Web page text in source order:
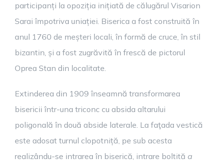
participanți la opoziția inițiată de călugărul Visarion
Sarai împotriva uniației. Biserica a fost construită în
anul 1760 de meșteri locali, în formă de cruce, în stil
bizantin, și a fost zugrăvită în frescă de pictorul
Oprea Stan din localitate.
Extinderea din 1909 înseamnă transformarea
bisericii într-una triconc cu absida altarului
poligonală în două abside laterale. La faţada vestică
este adosat turnul clopotniță, pe sub acesta
realizându-se intrarea în biserică, intrare boltită a